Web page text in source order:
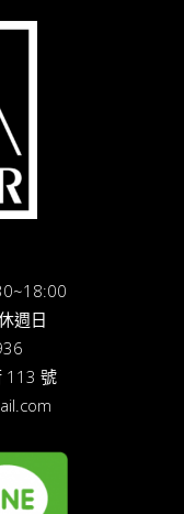
週日
113 號